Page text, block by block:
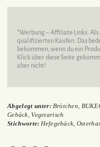
*Werbung – Affiliate Links:
qualifizierten Käufen. Das
bekommen, wenn du ein
Klick über diese Seite
aber nicht!
Abgelegt unter: Brötchen,
Gebäck, Vegetarisch
Stichworte: Hefegebäck,